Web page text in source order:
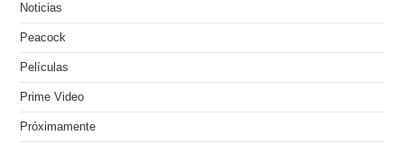
Noticias
Peacock
Películas
Prime Video
Próximamente